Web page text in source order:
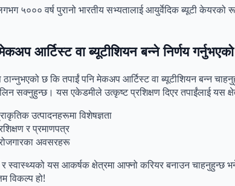
५००० वर्ष पुरानो भारतीय सभ्यतालाई आयुर्वेदिक ब्यूटी केयरको
आर्टिस्ट वा ब्यूटीशियन बन्ने निर्णय
ठान्नुभएको छ कि तपाईं पनि मेकअप आर्टिस्ट वा ब्यूटीशियन बन्न
सक्नुहुन्छ। यस एकेडमीले उत्कृष्ट प्रशिक्षण दिएर तपाईंलाई यस
उत्पादनहरूमा विशेषज्ञता
र प्रमाणपत्र
अवसरहरू
र स्वास्थ्यको यस आकर्षक क्षेत्रमा आफ्नो करियर बनाउन
विकल्प हो!